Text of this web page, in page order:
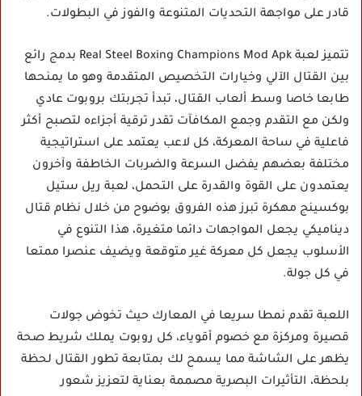
قادر على مواجهة التحديات المتنوعة والفوز في البطولات.
تتميز لعبة Real Steel Boxing Champions Mod Apk بدمج رائع
بين القتال الآلي وخيارات التخصيص المتقدمة وهو ما يمنحها
طابعا خاصا وسط ألعاب القتال، تبدأ تجربتك بروبوت عادي
ولكن مع التقدم وجمع المكافآت تقدر ترقية أجزاءه لتصبح أكثر
فاعلية في ساحة المعركة، كل لاعب يعتمد على استراتيجية
مختلفة بعضهم يفضل السرعة والضربات الخاطفة وآخرون
يعتمدون على القوة والقدرة على التحمل، لعبة ريل ستيل
بوكسينج مهكرة تبرز هذه الفروق بوضوح من خلال نظام قتال
ديناميكي يجعل المواجهات دائما متغيرة، هذا التنوع في
الأسلوب يجعل كل معركة غير متوقعة ويضيف عنصرا ممتعا
في كل جولة.
اللعبة تقدم نمطا سريعا في المعارك حيث تخوض جولات
قصيرة ومركزة مع خصوم أقوياء، كل روبوت يملك شريط صحة
يظهر على الشاشة مما يسمح لك بمتابعة تطور القتال لحظة
بلحظة، التأثيرات البصرية مصممة بعناية لتعزيز شعور